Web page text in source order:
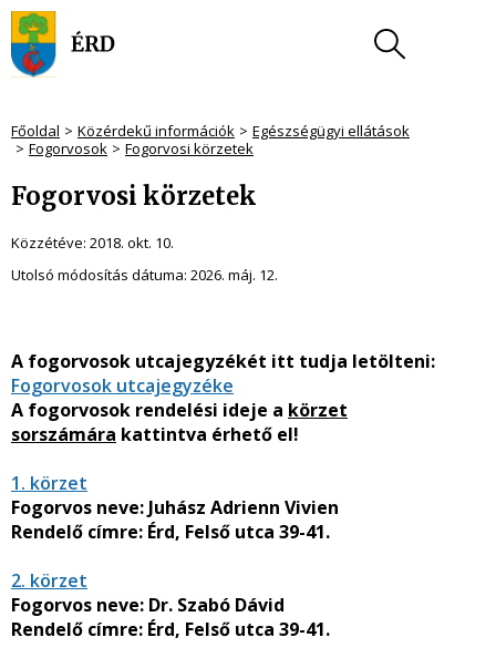
Főoldal Közérdekű információk
Egészségügyi ellátások
Fogorvosok
Fogorvosi körzetek
Fogorvosi körzetek
Közzétéve: 2018. okt. 10.
Utolsó módosítás dátuma: 2026. máj. 12.
A fogorvosok utcajegyzékét itt tudja letölteni:
Fogorvosok utcajegyzéke
A fogorvosok rendelési ideje a körzet
sorszámára kattintva érhető el!
1. körzet
Fogorvos neve: Juhász Adrienn Vivien
Rendelő címre: Érd, Felső utca 39-41.
2. körzet
Fogorvos neve: Dr. Szabó Dávid
Rendelő címre: Érd, Felső utca 39-41.